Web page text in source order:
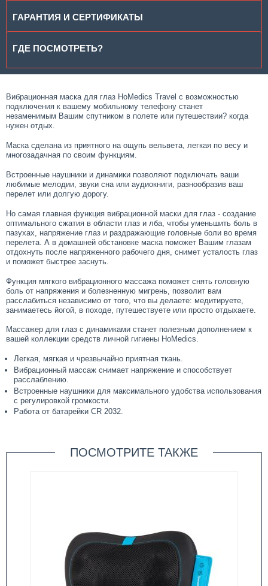
ГАРАНТИЯ И СЕРТИФИКАТЫ
ГДЕ ПОСМОТРЕТЬ?
Вибрационная маска для глаз HoMedics Travel с возможностью
подключения к вашему мобильному телефону станет
незаменимым Вашим спутником в полете или путешествии? когда
нужен отдых.
Маска сделана из приятного на ощупь вельвета, легкая по весу и
многозадачная по своим функциям.
Встроенные наушники и динамики позволяют подключать ваши
любимые мелодии, звуки сна или аудиокниги, разнообразив ваш
перелет или долгую дорогу.
Но самая главная функция вибрационной маски для глаз - создание
оптимального сжатия в области глаз и лба, чтобы уменьшить боль в
пазухах, напряжение глаз и раздражающие головные боли во время
перелета. А в домашней обстановке маска поможет Вашим глазам
отдохнуть после напряженного рабочего дня, снимет усталость глаз
и поможет быстрее заснуть.
Функция мягкого вибрационного массажа поможет снять головную
боль от напряжения и болезненную мигрень, позволит вам
расслабиться независимо от того, что вы делаете: медитируете,
занимаетесь йогой, в походе, путешествуете или просто отдыхаете.
Массажер для глаз с динамиками станет полезным дополнением к
вашей коллекции средств личной гигиены HoMedics.
Легкая, мягкая и чрезвычайно приятная ткань.
Вибрационный массаж снимает напряжение и способствует
расслаблению.
Встроенные наушники для максимального удобства использования
с регулировкой громкости.
Работа от батарейки CR 2032.
ПОСМОТРИТЕ ТАКЖЕ